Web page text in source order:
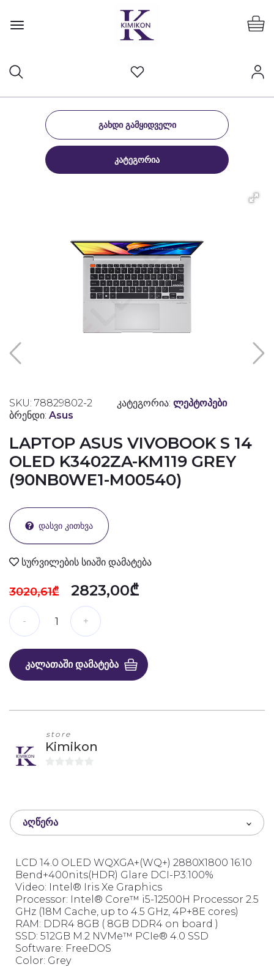
ᲒᲐᲮᲓᲘ ᲒᲐᲛᲧᲘᲓᲕᲔᲚᲘ
ᲙᲐᲢᲔᲒᲝᲠᲘᲐ
SKU: 78829802-2 კატეგორია: ლეპტოპები
ბრენდი: Asus
LAPTOP ASUS VIVOBOOK S 14
OLED K3402ZA-KM119 GREY
(90NB0WE1-M00540)
ᲓᲐᲡᲕᲘ ᲙᲘᲗᲮᲕᲐ
სურვილების სიაში დამატება
3020,61₾ 2823,00₾
ᲙᲐᲚᲐᲗᲐᲨᲘ ᲓᲐᲛᲐᲢᲔᲑᲐ
store
Kimikon
o
ᲐᲦᲬᲔᲠᲐ
LCD 14.0 OLED WQXGA+(WQ+) 2880X1800 16:10
Bend+400nits(HDR) Glare DCI-P3:100%
Video: Intel® Iris Xe Graphics
Processor: Intel® Core™ i5-12500H Processor 2.5
GHz (18M Cache, up to 4.5 GHz, 4P+8E cores)
RAM: DDR4 8GB ( 8GB DDR4 on board )
SSD: 512GB M.2 NVMe™ PCIe® 4.0 SSD
Software: FreeDOS
Color: Grey